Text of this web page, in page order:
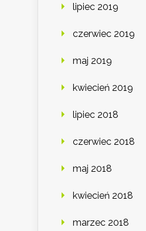
lipiec 2019
czerwiec 2019
maj 2019
kwiecień 2019
lipiec 2018
czerwiec 2018
maj 2018
kwiecień 2018
marzec 2018